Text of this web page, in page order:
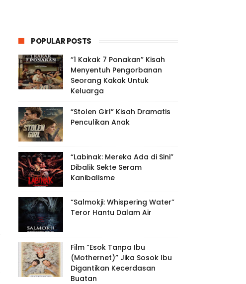
POPULAR POSTS
“1 Kakak 7 Ponakan” Kisah
Menyentuh Pengorbanan
Seorang Kakak Untuk
Keluarga
“Stolen Girl” Kisah Dramatis
Penculikan Anak
“Labinak: Mereka Ada di Sini”
Dibalik Sekte Seram
Kanibalisme
“Salmokji: Whispering Water”
Teror Hantu Dalam Air
Film “Esok Tanpa Ibu
(Mothernet)” Jika Sosok Ibu
Digantikan Kecerdasan
Buatan